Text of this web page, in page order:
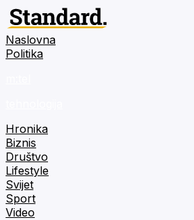
Naslovna
Politika
Hronika
Biznis
Društvo
Lifestyle
Svijet
Sport
Video